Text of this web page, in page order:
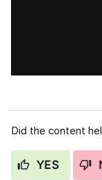
Did the content
YES